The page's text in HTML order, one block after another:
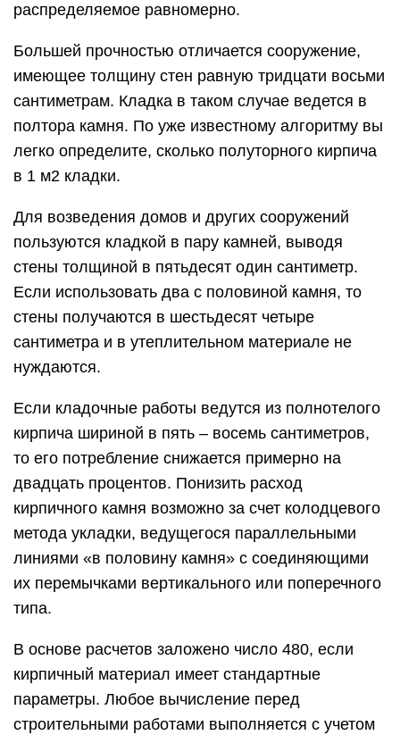
распределяемое равномерно.
Большей прочностью отличается сооружение,
имеющее толщину стен равную тридцати восьми
сантиметрам. Кладка в таком случае ведется в
полтора камня. По уже известному алгоритму вы
легко определите, сколько полуторного кирпича
в 1 м2 кладки.
Для возведения домов и других сооружений
пользуются кладкой в пару камней, выводя
стены толщиной в пятьдесят один сантиметр.
Если использовать два с половиной камня, то
стены получаются в шестьдесят четыре
сантиметра и в утеплительном материале не
нуждаются.
Если кладочные работы ведутся из полнотелого
кирпича шириной в пять – восемь сантиметров,
то его потребление снижается примерно на
двадцать процентов. Понизить расход
кирпичного камня возможно за счет колодцевого
метода укладки, ведущегося параллельными
линиями «в половину камня» с соединяющими
их перемычками вертикального или поперечного
типа.
В основе расчетов заложено число 480, если
кирпичный материал имеет стандартные
параметры. Любое вычисление перед
строительными работами выполняется с учетом